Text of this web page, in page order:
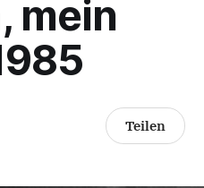
mein
Teilen